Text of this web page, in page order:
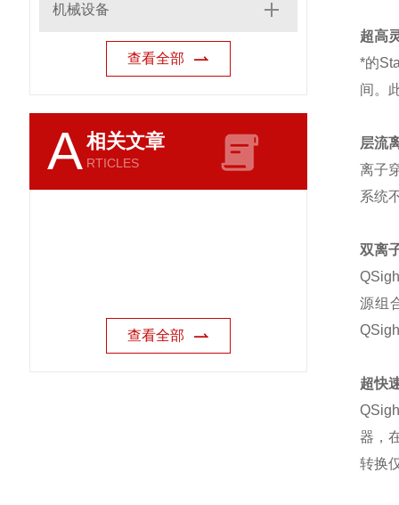
机械设备
查看全部
A相关文章
RTICLES
查看全部
超高
*的
间。
层流
离子
系统
双离
源组
超快
器，
转换